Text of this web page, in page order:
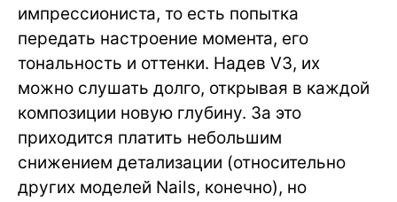
импрессиониста, то есть попытка
передать настроение момента, его
тональность и оттенки. Надев V3, их
можно слушать долго, открывая в каждой
композиции новую глубину. За это
приходится платить небольшим
снижением детализации (относительно
других моделей Nails, конечно), но